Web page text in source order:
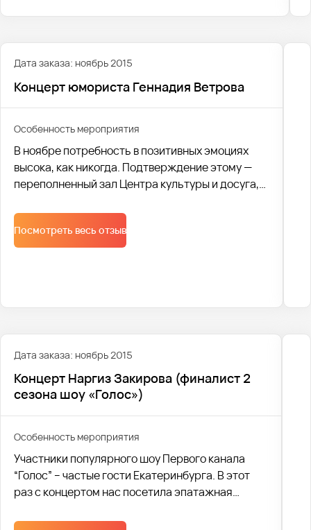
Дата заказа: ноябрь 2015
Концерт юмориста Геннадия Ветрова
Особенность мероприятия
В ноябре потребность в позитивных эмоциях
высока, как никогда. Подтверждение этому —
переполненный зал Центра культуры и досуга,
Ветрова.
Посмотреть весь отзыв
Дата заказа: ноябрь 2015
Концерт Наргиз Закирова (финалист 2
сезона шоу «Голос»)
Особенность мероприятия
Участники популярного шоу Первого канала
“Голос” – частые гости Екатеринбурга. В этот
раз с концертом нас посетила эпатажная